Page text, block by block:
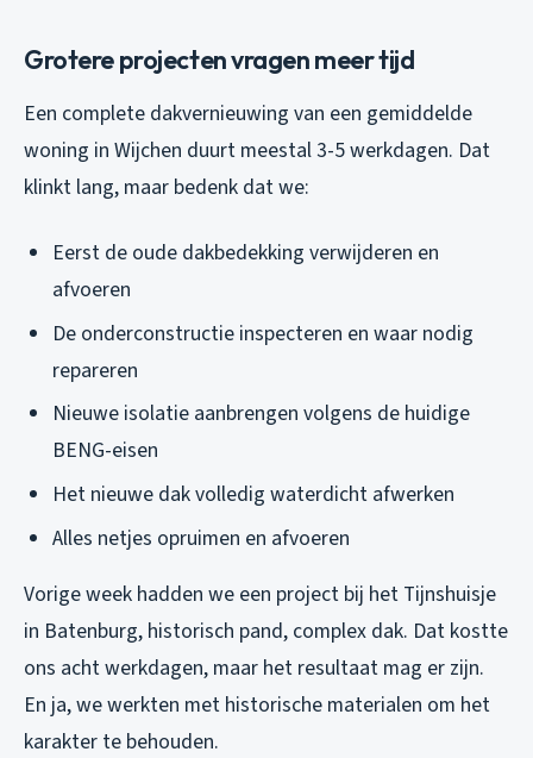
Grotere projecten vragen meer tijd
Een complete dakvernieuwing van een gemiddelde
woning in Wijchen duurt meestal 3-5 werkdagen. Dat
klinkt lang, maar bedenk dat we:
Eerst de oude dakbedekking verwijderen en
afvoeren
De onderconstructie inspecteren en waar nodig
repareren
Nieuwe isolatie aanbrengen volgens de huidige
BENG-eisen
Het nieuwe dak volledig waterdicht afwerken
Alles netjes opruimen en afvoeren
Vorige week hadden we een project bij het Tijnshuisje
in Batenburg, historisch pand, complex dak. Dat kostte
ons acht werkdagen, maar het resultaat mag er zijn.
En ja, we werkten met historische materialen om het
karakter te behouden.